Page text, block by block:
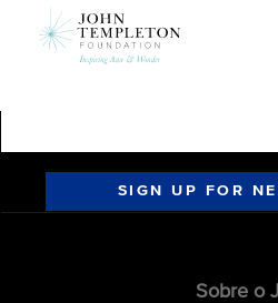
SIGN UP FOR
Sobre o